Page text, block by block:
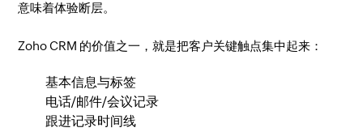
意味着体验断层。
Zoho CRM 的价值之一，就是把客户关键触点集中起来：
基本信息与标签
电话/邮件/会议记录
跟进记录时间线